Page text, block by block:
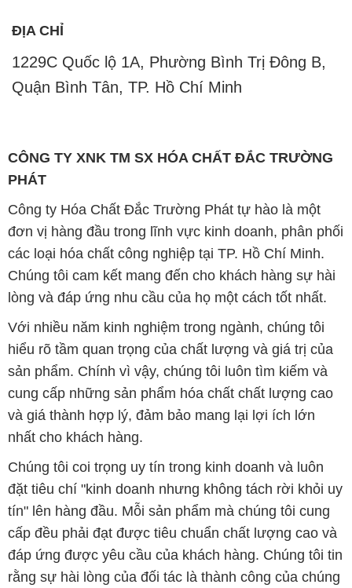
CÔNG TY XNK TM SX HÓA CHẤT ĐẮC TRƯỜNG
PHÁT
các loại hóa chất công nghiệp tại TP. Hồ Chí Minh.
Chúng tôi cam kết mang đến cho khách hàng sự hài
lòng và đáp ứng nhu cầu của họ một cách tốt nhất.
Với nhiều năm kinh nghiệm trong ngành, chúng tôi
hiểu rõ tầm quan trọng của chất lượng và giá trị của
sản phẩm. Chính vì vậy, chúng tôi luôn tìm kiếm và
cung cấp những sản phẩm hóa chất chất lượng cao
và giá thành hợp lý, đảm bảo mang lại lợi ích lớn
nhất cho khách hàng.
Chúng tôi coi trọng uy tín trong kinh doanh và luôn
đặt tiêu chí "kinh doanh nhưng không tách rời khỏi uy
tín" lên hàng đầu. Mỗi sản phẩm mà chúng tôi cung
cấp đều phải đạt được tiêu chuẩn chất lượng cao và
đáp ứng được yêu cầu của khách hàng. Chúng tôi tin
rằng sự hài lòng của đối tác là thành công của chúng
tôi và sự phát triển bền vững chỉ có thể đạt được khi
cùng nhau hợp tác và phát triển.
Với đội ngũ nhân viên chuyên nghiệp, giàu kinh
nghiệm và tận tâm, chúng tôi có khả năng đáp ứng